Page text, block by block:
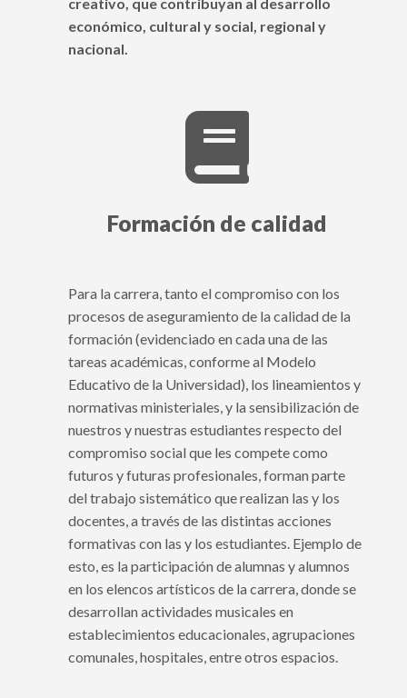
económico, cultural y social, regional y
nacional.

Formación de calidad
Para la carrera, tanto el compromiso con los
procesos de aseguramiento de la calidad de la
formación (evidenciado en cada una de las
tareas académicas, conforme al Modelo
Educativo de la Universidad), los lineamientos y
normativas ministeriales, y la sensibilización de
nuestros y nuestras estudiantes respecto del
compromiso social que les compete como
futuros y futuras profesionales, forman parte
del trabajo sistemático que realizan las y los
docentes, a través de las distintas acciones
formativas con las y los estudiantes. Ejemplo de
esto, es la participación de alumnas y alumnos
en los elencos artísticos de la carrera, donde se
desarrollan actividades musicales en
establecimientos educacionales, agrupaciones
comunales, hospitales, entre otros espacios.